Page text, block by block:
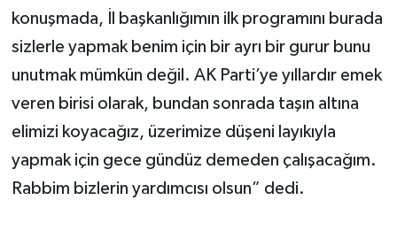
konuşmada, İl başkanlığımın ilk programını burada
sizlerle yapmak benim için bir ayrı bir gurur bunu
unutmak mümkün değil. AK Parti’ye yıllardır emek
veren birisi olarak, bundan sonrada taşın altına
elimizi koyacağız, üzerimize düşeni layıkıyla
yapmak için gece gündüz demeden çalışacağım.
Rabbim bizlerin yardımcısı olsun” dedi.